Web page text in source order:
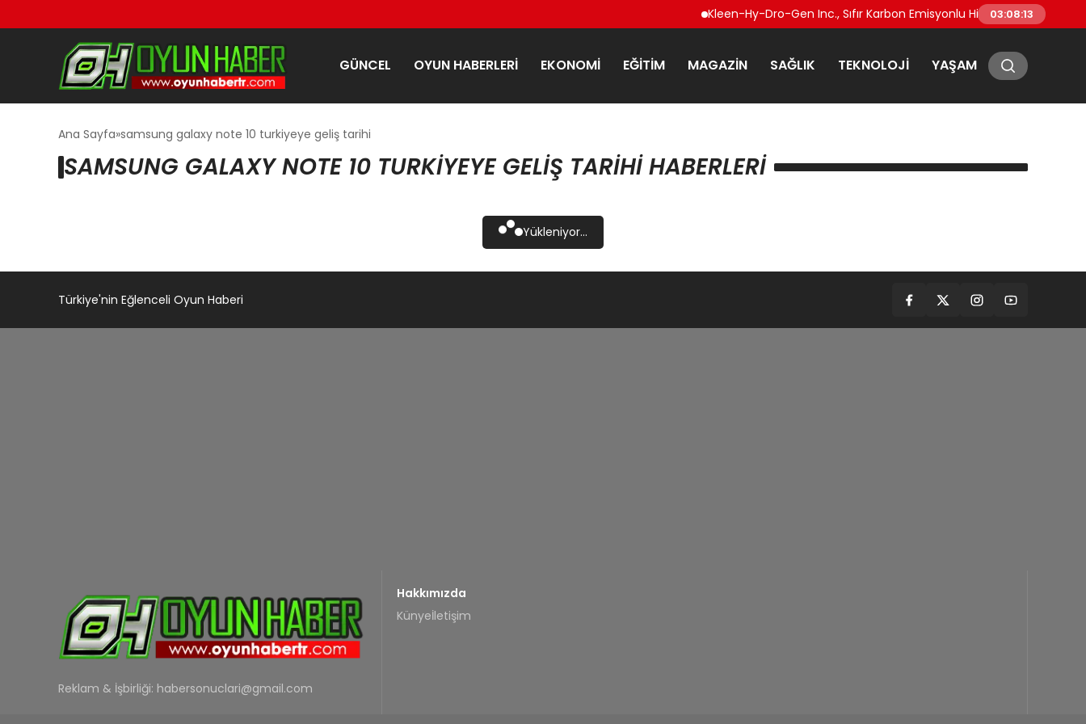
Kleen-Hy-Dro-Gen Inc., Sıfır Karbon Emisyonlu Hidrojen Isıtma
03:08:13
GÜNCEL OYUN HABERLERI EKONOMI EĞITIM MAGAZIN SAĞLIK TEKNOLOJI YAŞAM
Ana Sayfa samsung galaxy note 10 turkiyeye geliş tarihi
SAMSUNG GALAXY NOTE 10 TURKIYEYE GELIŞ TARIHI HABERLERI
Yükleniyor...
Türkiye'nin Eğlenceli Oyun Haberi
Reklam & İşbirliği: habersonuclari@gmail.com
Hakkımızda
Künyeİletişim